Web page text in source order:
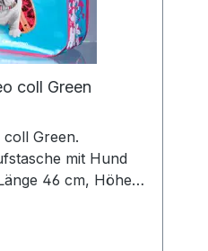
coll Green
coll Green.
mit Hund
46 cm, Höhe